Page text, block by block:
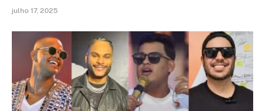
julho 17, 2025